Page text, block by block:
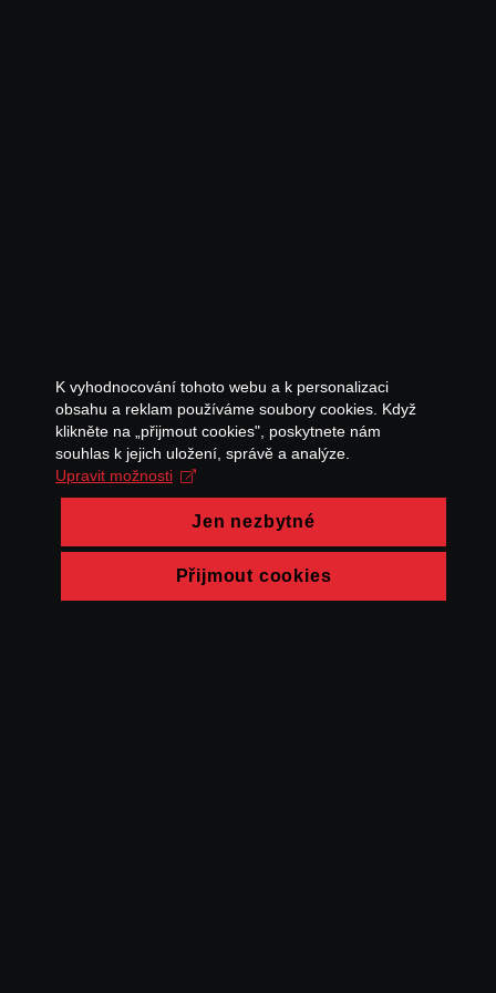
K vyhodnocování tohoto webu a k personalizaci
obsahu a reklam používáme soubory cookies. Když
klikněte na „přijmout cookies", poskytnete nám
souhlas k jejich uložení, správě a analýze.
Upravit možnosti
Jen nezbytné
Přijmout cookies